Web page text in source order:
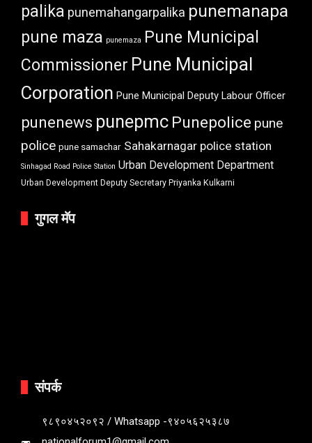
palika punemahangarpalika punemanapa
pune maza punemaza
Pune Municipal
Commissioner Pune Municipal
Corporation Pune Municipal Deputy Labour Officer
punenews punepmc Punepolice pune
police pune samachar Sahakarnagar police station
Sinhagad Road Police Station Urban Development Department
Urban Development Deputy Secretary Priyanka Kulkarni
गुगल मॅप
संपर्क
९८९०४५२०९२ / Whatsapp -९४०५६२५३८७